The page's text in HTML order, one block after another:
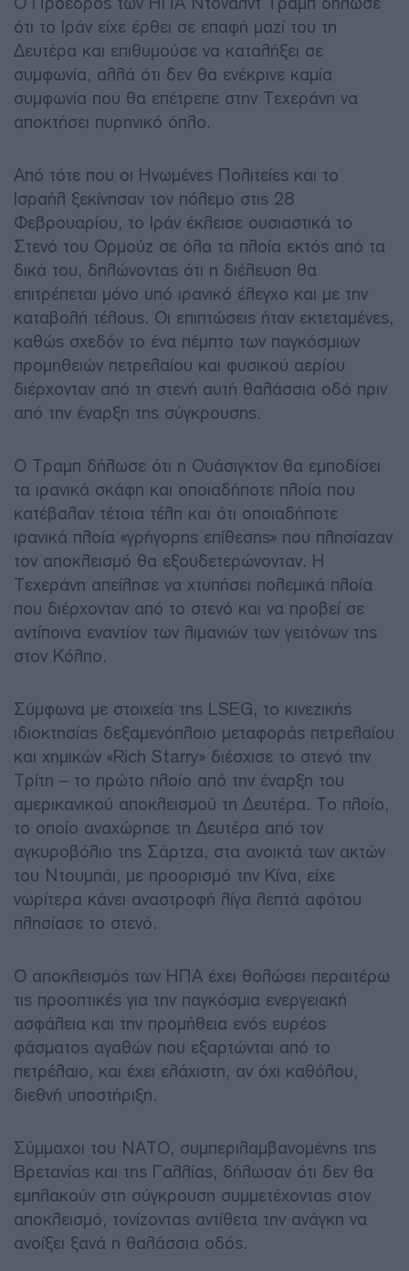
ότι το Ιράν είχε έρθει σε επαφή μαζί του τη
Δευτέρα και επιθυμούσε να καταλήξει σε
συμφωνία, αλλά ότι δεν θα ενέκρινε καμία
συμφωνία που θα επέτρεπε στην Τεχεράνη να
αποκτήσει πυρηνικό όπλο.
Από τότε που οι Ηνωμένες Πολιτείες και το
Ισραήλ ξεκίνησαν τον πόλεμο στις 28
Φεβρουαρίου, το Ιράν έκλεισε ουσιαστικά το
Στενό του Ορμούζ σε όλα τα πλοία εκτός από τα
δικά του, δηλώνοντας ότι η διέλευση θα
επιτρέπεται μόνο υπό ιρανικό έλεγχο και με την
καταβολή τέλους. Οι επιπτώσεις ήταν εκτεταμένες,
καθώς σχεδόν το ένα πέμπτο των παγκόσμιων
προμηθειών πετρελαίου και φυσικού αερίου
διέρχονταν από τη στενή αυτή θαλάσσια οδό πριν
από την έναρξη της σύγκρουσης.
Ο Τραμπ δήλωσε ότι η Ουάσιγκτον θα εμποδίσει
τα ιρανικά σκάφη και οποιαδήποτε πλοία που
κατέβαλαν τέτοια τέλη και ότι οποιαδήποτε
ιρανικά πλοία «γρήγορης επίθεσης» που πλησίαζαν
τον αποκλεισμό θα εξουδετερώνονταν. Η
Τεχεράνη απείλησε να χτυπήσει πολεμικά πλοία
που διέρχονταν από το στενό και να προβεί σε
αντίποινα εναντίον των λιμανιών των γειτόνων της
στον Κόλπο.
Σύμφωνα με στοιχεία της LSEG, το κινεζικής
ιδιοκτησίας δεξαμενόπλοιο μεταφοράς πετρελαίου
και χημικών «Rich Starry» διέσχισε το στενό την
Τρίτη – το πρώτο πλοίο από την έναρξη του
αμερικανικού αποκλεισμού τη Δευτέρα. Το πλοίο,
το οποίο αναχώρησε τη Δευτέρα από τον
αγκυροβόλιο της Σάρτζα, στα ανοικτά των ακτών
του Ντουμπάι, με προορισμό την Κίνα, είχε
νωρίτερα κάνει αναστροφή λίγα λεπτά αφότου
πλησίασε το στενό.
Ο αποκλεισμός των ΗΠΑ έχει θολώσει περαιτέρω
τις προοπτικές για την παγκόσμια ενεργειακή
ασφάλεια και την προμήθεια ενός ευρέος
φάσματος αγαθών που εξαρτώνται από το
πετρέλαιο, και έχει ελάχιστη, αν όχι καθόλου,
διεθνή υποστήριξη.
Σύμμαχοι του ΝΑΤΟ, συμπεριλαμβανομένης της
Βρετανίας και της Γαλλίας, δήλωσαν ότι δεν θα
εμπλακούν στη σύγκρουση συμμετέχοντας στον
αποκλεισμό, τονίζοντας αντίθετα την ανάγκη να
ανοίξει ξανά η θαλάσσια οδός.